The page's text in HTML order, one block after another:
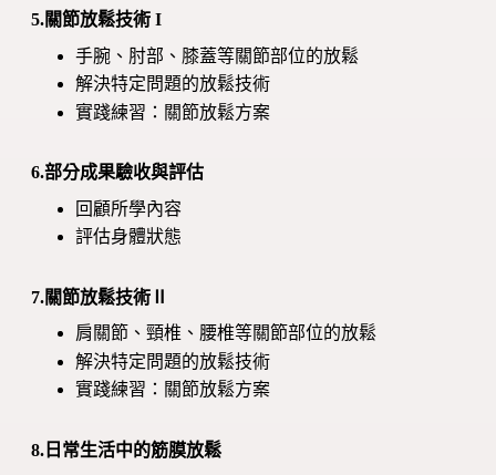
5.關節放鬆技術 I
手腕、肘部、膝蓋等關節部位的放鬆
解決特定問題的放鬆技術
實踐練習：關節放鬆方案
6.部分成果驗收與評估
回顧所學內容
評估身體狀態
7.關節放鬆技術Ⅱ
肩關節、頸椎、腰椎等關節部位的放鬆
解決特定問題的放鬆技術
實踐練習：關節放鬆方案
8.日常生活中的筋膜放鬆